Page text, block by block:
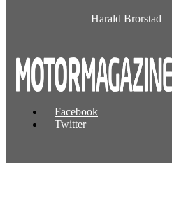
Harald Brorstad –
Facebook
Twitter